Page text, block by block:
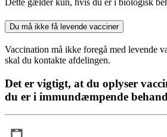
Dette gælder kun, hvis du er i biologisk
Du må ikke få levende vacciner
Vaccination må ikke foregå med levende
skal du kontakte afdelingen.
Det er vigtigt, at du oplyser
du er i immundæmpende